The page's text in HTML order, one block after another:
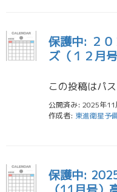
保護中: ２
ズ（１２月
公開済み: 2025年11
作成者: 東進衛星予
保護中: